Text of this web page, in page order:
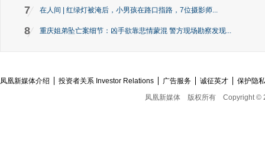
7 在人间 | 红绿灯被淹后，小男孩在路口指路，7位摄影师...
8 重庆姐弟坠亡案细节：凶手欲靠悲情蒙混 警方现场勘察发现...
凤凰新媒体介绍 投资者关系 Investor Relations 广告服务 诚征英才
保护隐
凤凰新媒体
版权所有 Copyright ©